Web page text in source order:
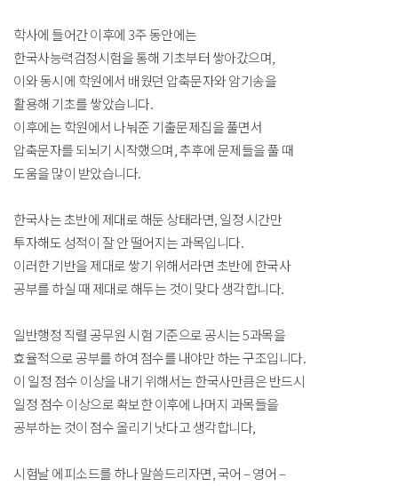
학사에 들어간 이후에 3주 동안에는
한국사능력검정시험을 통해 기초부터 쌓아갔으며,
이와 동시에 학원에서 배웠던 압축문자와 암기송을
활용해 기초를 쌓았습니다.
이후에는 학원에서 나눠준 기출문제집을 풀면서
압축문자를 되뇌기 시작했으며, 추후에 문제들을 풀 때
도움을 많이 받았습니다.
한국사는 초반에 제대로 해둔 상태라면, 일정 시간만
투자해도 성적이 잘 안 떨어지는 과목입니다.
이러한 기반을 제대로 쌓기 위해서라면 초반에 한국사
공부를 하실 때 제대로 해두는 것이 맞다 생각합니다.
일반행정 직렬 공무원 시험 기준으로 공시는 5과목을
효율적으로 공부를 하여 점수를 내야만 하는 구조입니다.
이 일정 점수 이상을 내기 위해서는 한국사만큼은 반드시
일정 점수 이상으로 확보한 이후에 나머지 과목들을
공부하는 것이 점수 올리기 낫다고 생각합니다,
시험날 에피소드를 하나 말씀드리자면, 국어 – 영어 –